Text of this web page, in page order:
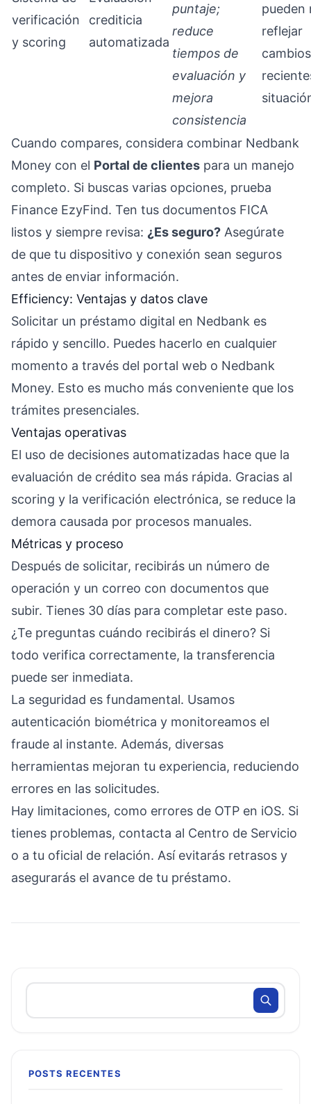
verificación
y scoring
crediticia
automatizada
puntaje;
reduce
tiempos de
evaluación y
mejora
consistencia
pueden
reflejar
cambios
Cuando compares, considera combinar Nedbank
Money con el Portal de clientes para un manejo
completo. Si buscas varias opciones, prueba
Finance EzyFind. Ten tus documentos FICA
listos y siempre revisa: ¿Es seguro? Asegúrate
de que tu dispositivo y conexión sean seguros
antes de enviar información.
Efficiency: Ventajas y datos clave
Solicitar un préstamo digital en Nedbank es
rápido y sencillo. Puedes hacerlo en cualquier
momento a través del portal web o Nedbank
Money. Esto es mucho más conveniente que los
trámites presenciales.
Ventajas operativas
El uso de decisiones automatizadas hace que la
evaluación de crédito sea más rápida. Gracias al
scoring y la verificación electrónica, se reduce la
demora causada por procesos manuales.
Métricas y proceso
Después de solicitar, recibirás un número de
operación y un correo con documentos que
subir. Tienes 30 días para completar este paso.
¿Te preguntas cuándo recibirás el dinero? Si
todo verifica correctamente, la transferencia
puede ser inmediata.
La seguridad es fundamental. Usamos
autenticación biométrica y monitoreamos el
fraude al instante. Además, diversas
herramientas mejoran tu experiencia, reduciendo
errores en las solicitudes.
Hay limitaciones, como errores de OTP en iOS. Si
tienes problemas, contacta al Centro de Servicio
o a tu oficial de relación. Así evitarás retrasos y
asegurarás el avance de tu préstamo.
POSTS RECENTES